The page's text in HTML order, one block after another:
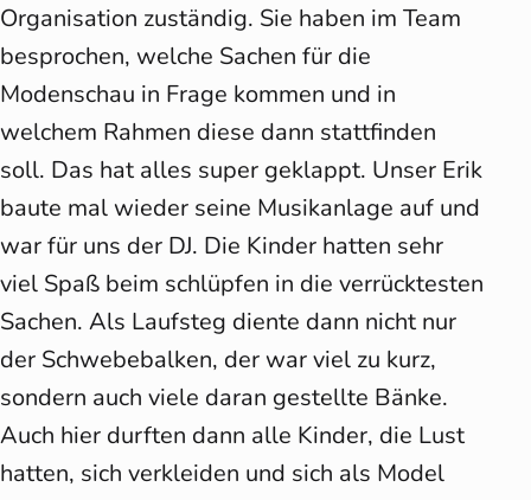
Organisation zuständig. Sie haben im Team
besprochen, welche Sachen für die
Modenschau in Frage kommen und in
welchem Rahmen diese dann stattfinden
soll. Das hat alles super geklappt. Unser Erik
baute mal wieder seine Musikanlage auf und
war für uns der DJ. Die Kinder hatten sehr
viel Spaß beim schlüpfen in die verrücktesten
Sachen. Als Laufsteg diente dann nicht nur
der Schwebebalken, der war viel zu kurz,
sondern auch viele daran gestellte Bänke.
Auch hier durften dann alle Kinder, die Lust
hatten, sich verkleiden und sich als Model